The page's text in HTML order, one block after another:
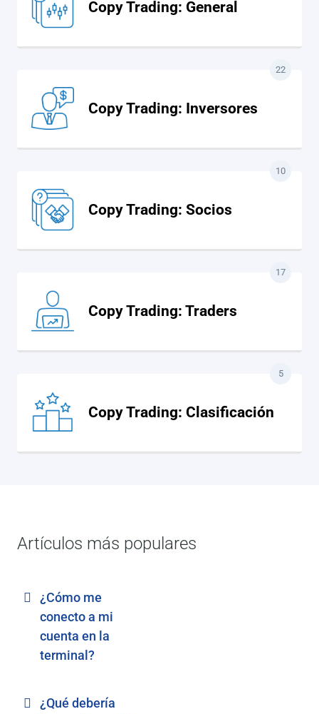
Copy Trading: General
Copy Trading: Inversores
22
Copy Trading: Socios
10
Copy Trading: Traders
17
Copy Trading: Clasificación
5
Artículos más populares
¿Cómo me
conecto a mi
cuenta en la
terminal?
¿Qué debería